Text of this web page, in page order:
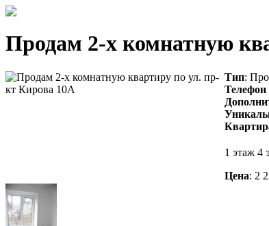
Продам 2-х комнатную
Тип:
Телефон
1 этаж 4
Цена: 2